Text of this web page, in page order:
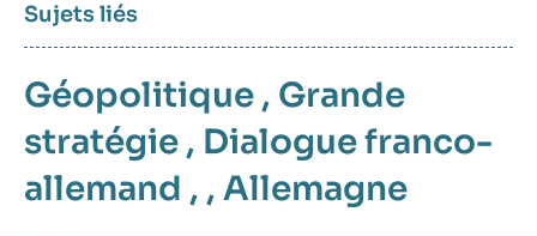
Sujets liés
Géopolitique , Grande
stratégie , Dialogue franco-
allemand , , Allemagne